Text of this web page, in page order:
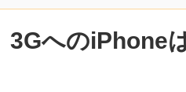
3GへのiPhone